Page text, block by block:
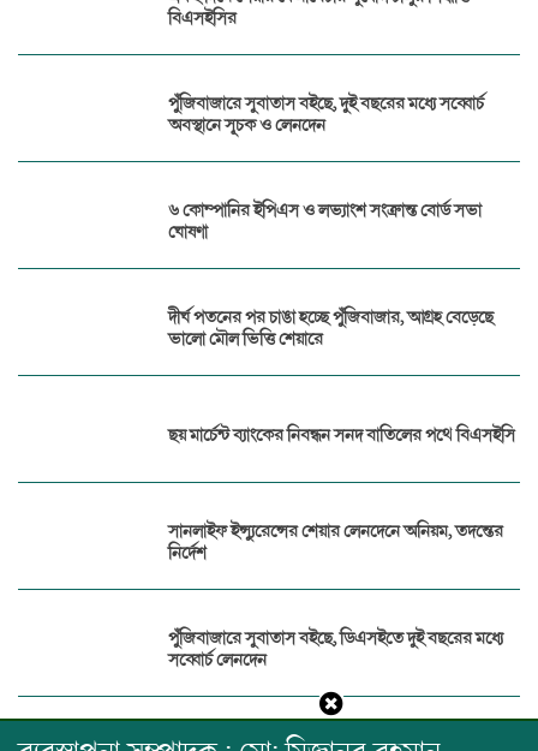
বিএসইসির
পুঁজিবাজারে সুবাতাস বইছে, দুই বছরের মধ্যে সব্বোর্চ
অবস্থানে সূচক ও লেনদেন
৬ কোম্পানির ইপিএস ও লভ্যাংশ সংক্রান্ত বোর্ড সভা
ঘোষণা
দীর্ঘ পতনের পর চাঙা হচ্ছে পুঁজিবাজার, আগ্রহ বেড়েছে
ভালো মৌল ভিত্তি শেয়ারে
ছয় মার্চেন্ট ব্যাংকের নিবন্ধন সনদ বাতিলের পথে বিএসইসি
সানলাইফ ইন্স্যুরেন্সের শেয়ার লেনদেনে অনিয়ম, তদন্তের
নির্দেশ
পুঁজিবাজারে সুবাতাস বইছে, ডিএসইতে দুই বছরের মধ্যে
সব্বোর্চ লেনদেন